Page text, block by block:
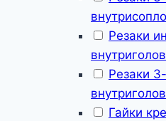
Резаки
Резаки
Гайки